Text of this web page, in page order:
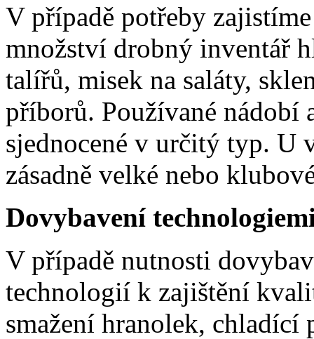
V případě potřeby
množství drobný inventář
talířů, misek na saláty,
příborů. Používané nádobí
sjednocené v určitý typ. U
zásadně velké nebo
Dovybavení
V případě nutnosti
technologií k zajištění
smažení hranolek, chladící